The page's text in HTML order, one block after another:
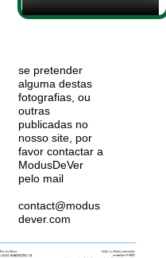
se pretender
alguma destas
fotografias, ou
outras
publicadas no
nosso site, por
favor contactar a
ModusDeVer
pelo mail
contact@modus
dever.com